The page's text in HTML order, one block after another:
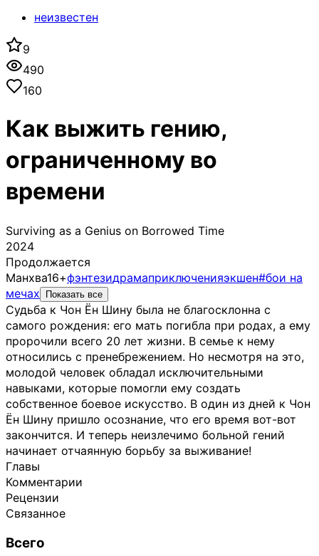
неизвестен
9
490
160
Как выжить гению,
ограниченному во
времени
Surviving as a Genius on Borrowed Time
2024
Продолжается
Манхва16+фэнтезидрамаприключенияэкшен#бои на
мечах
Показать все
Судьба к Чон Ён Шину была не благосклонна с
самого рождения: его мать погибла при родах, а ему
пророчили всего 20 лет жизни. В семье к нему
относились с пренебрежением. Но несмотря на это,
молодой человек обладал исключительными
навыками, которые помогли ему создать
собственное боевое искусство. В один из дней к Чон
Ён Шину пришло осознание, что его время вот-вот
закончится. И теперь неизлечимо больной гений
начинает отчаянную борьбу за выживание!
Главы
Комментарии
Рецензии
Связанное
Всего